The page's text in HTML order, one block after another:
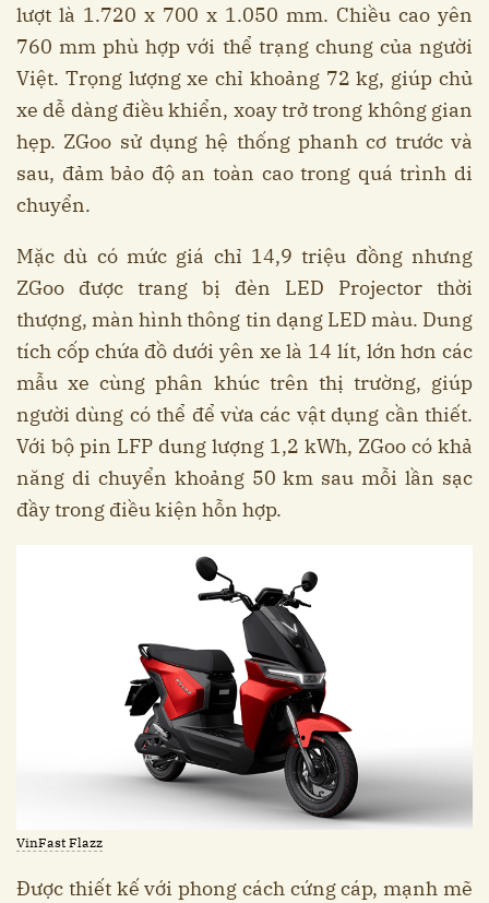
lượt là 1.720 x 700 x 1.050 mm. Chiều cao yên
760 mm phù hợp với thể trạng chung của người
Việt. Trọng lượng xe chỉ khoảng 72 kg, giúp chủ
xe dễ dàng điều khiển, xoay trở trong không gian
hẹp. ZGoo sử dụng hệ thống phanh cơ trước và
sau, đảm bảo độ an toàn cao trong quá trình di
chuyển.
Mặc dù có mức giá chỉ 14,9 triệu đồng nhưng
ZGoo được trang bị đèn LED Projector thời
thượng, màn hình thông tin dạng LED màu. Dung
tích cốp chứa đồ dưới yên xe là 14 lít, lớn hơn các
mẫu xe cùng phân khúc trên thị trường, giúp
người dùng có thể để vừa các vật dụng cần thiết.
Với bộ pin LFP dung lượng 1,2 kWh, ZGoo có khả
năng di chuyển khoảng 50 km sau mỗi lần sạc
đầy trong điều kiện hỗn hợp.
VinFast Flazz
Được thiết kế với phong cách cứng cáp, mạnh mẽ